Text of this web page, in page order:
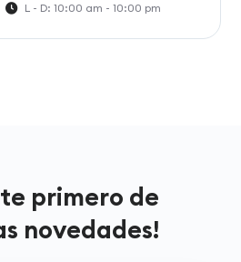
L - D: 10:00 am - 10:00 pm
primero de
novedades!